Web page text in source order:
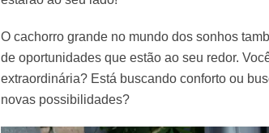
O cachorro grande no mundo dos sonhos
de oportunidades que estão ao seu redor.
extraordinária? Está buscando conforto ou
novas possibilidades?